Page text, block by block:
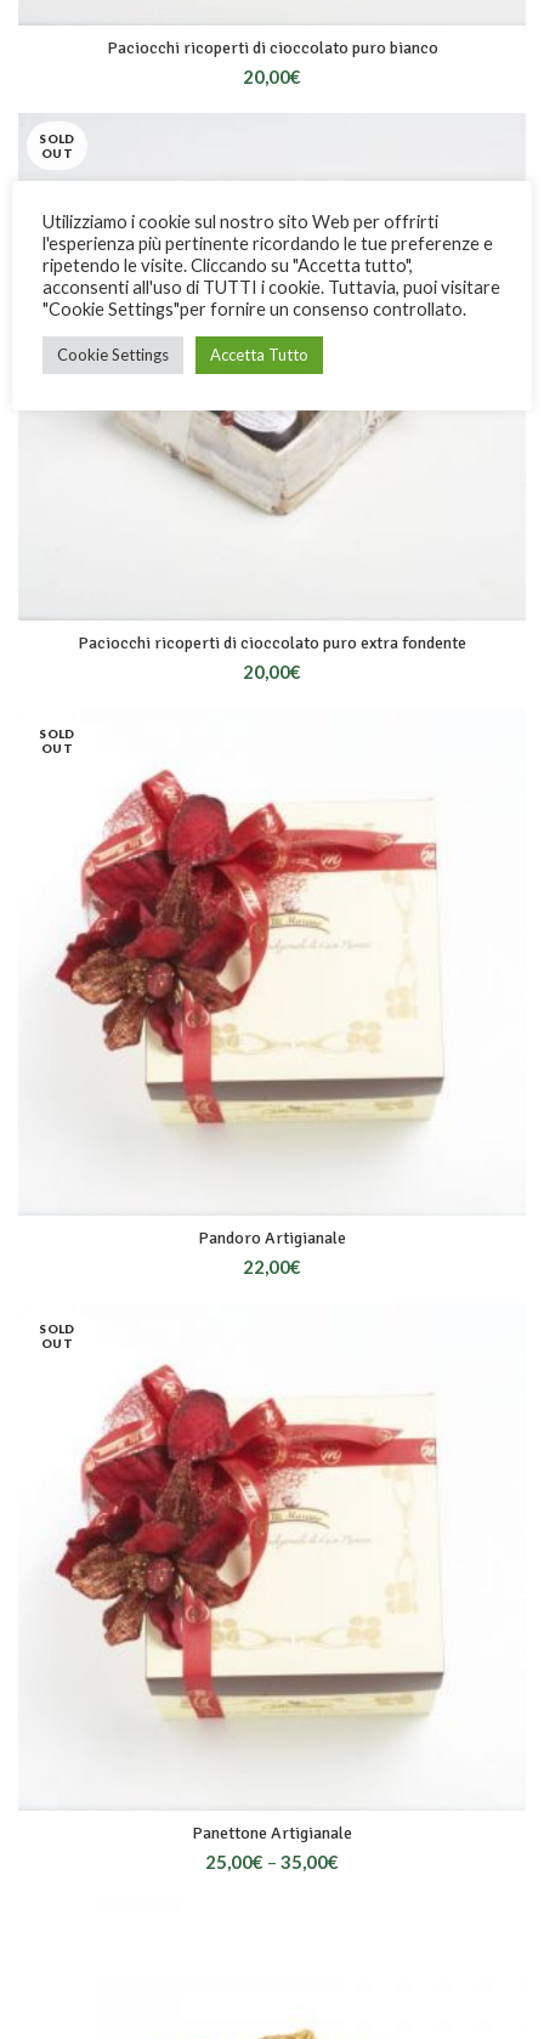
Paciocchi ricoperti di cioccolato puro bianco
20,00€
SOLD
OUT
Paciocchi ricoperti di cioccolato puro extra fondente
20,00€
SOLD
OUT
Pandoro Artigianale
22,00€
SOLD
OUT
Panettone Artigianale
25,00€ – 35,00€
Utilizziamo i cookie sul nostro sito Web per offrirti
l'esperienza più pertinente ricordando le tue preferenze e
ripetendo le visite. Cliccando su "Accetta tutto",
acconsenti all'uso di TUTTI i cookie. Tuttavia, puoi visitare
"Cookie Settings"per fornire un consenso controllato.
Cookie Settings Accetta Tutto